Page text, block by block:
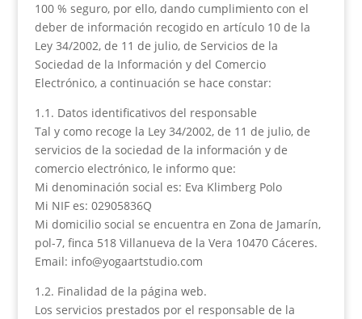
100 % seguro, por ello, dando cumplimiento con el
deber de información recogido en artículo 10 de la
Ley 34/2002, de 11 de julio, de Servicios de la
Sociedad de la Información y del Comercio
Electrónico, a continuación se hace constar:
1.1. Datos identificativos del responsable
Tal y como recoge la Ley 34/2002, de 11 de julio, de
servicios de la sociedad de la información y de
comercio electrónico, le informo que:
Mi denominación social es: Eva Klimberg Polo
Mi NIF es: 02905836Q
Mi domicilio social se encuentra en Zona de Jamarín,
pol-7, finca 518 Villanueva de la Vera 10470 Cáceres.
Email: info@yogaartstudio.com
1.2. Finalidad de la página web.
Los servicios prestados por el responsable de la